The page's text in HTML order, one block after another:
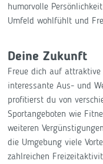
humorvolle
Umfeld wohlfühlt und
Deine Zukunft
Freue dich auf
interessante Aus- und
profitierst du von
Sportangeboten wie
weiteren
die Umgebung viele
zahlreichen